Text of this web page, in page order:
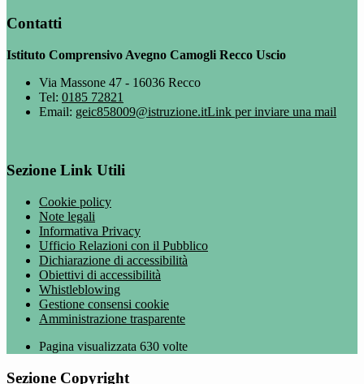
Contatti
Istituto Comprensivo Avegno Camogli Recco Uscio
Via Massone 47 - 16036 Recco
Tel: 0185 72821
Email: geic858009@istruzione.itLink per inviare una mail
Sezione Link Utili
Cookie policy
Note legali
Informativa Privacy
Ufficio Relazioni con il Pubblico
Dichiarazione di accessibilità
Obiettivi di accessibilità
Whistleblowing
Gestione consensi cookie
Amministrazione trasparente
Pagina visualizzata 630 volte
Sezione Copyright